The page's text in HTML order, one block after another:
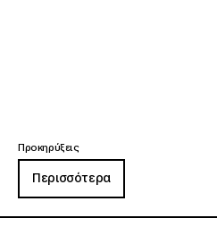
Προκηρύξεις
Περισσότερα